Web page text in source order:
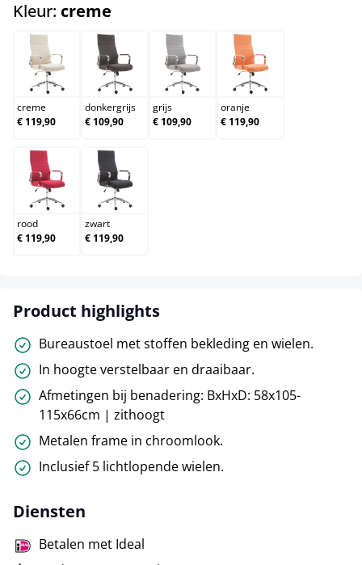
Kleur: creme
creme
creme
€ 119,90
donkergrijs
donkergrijs
€ 109,90
grijs
grijs
€ 109,90
oranje
oranje
€ 119,90
rood
rood
€ 119,90
zwart
zwart
€ 119,90
Product highlights
Bureaustoel met stoffen bekleding en wielen.
In hoogte verstelbaar en draaibaar.
Afmetingen bij benadering: BxHxD: 58x105-
115x66cm | zithoogt
Metalen frame in chroomlook.
Inclusief 5 lichtlopende wielen.
Diensten
Betalen met Ideal